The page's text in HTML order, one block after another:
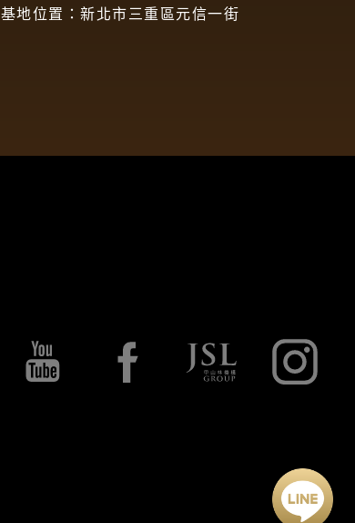
基地位置：新北市三重區元信一街